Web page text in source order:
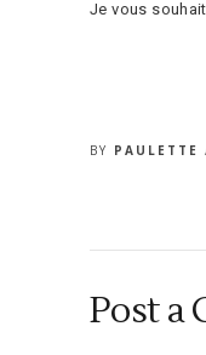
Je vous
BY PAULETTE
Post a